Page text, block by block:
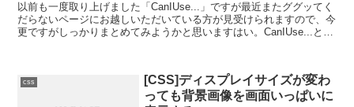
以前も一度取り上げました「CanIUse...」ですが最近またググッてく
だらないページにお越しいただいている方が見受けられますので、今
更ですがしっかりまとめてみようかと思いますはい。CanIUse...とは
css
[CSS]ディスプレイサイズが変わ
っても背景画像を画面いっぱいに